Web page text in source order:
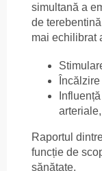
simultană a
de
mai echilibrat
Raportul
funcție de
sănătate.